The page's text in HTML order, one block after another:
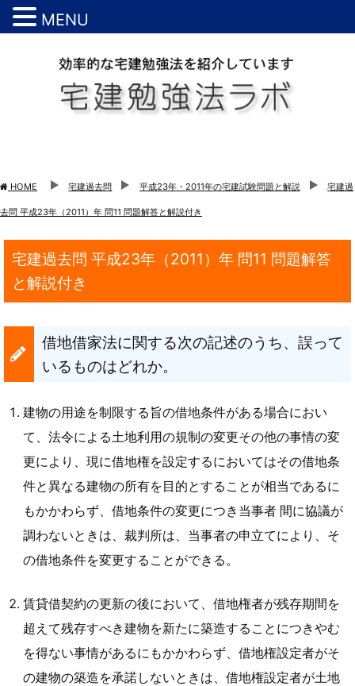
HOME 宅建過去問 平成23年・2011年の宅建試験問題と解説 宅建過
去問 平成23年（2011）年 問11 問題解答と解説付き
宅建過去問 平成23年（2011）年 問11 問題解答
と解説付き
借地借家法に関する次の記述のうち、誤って
いるものはどれか。
建物の用途を制限する旨の借地条件がある場合におい
て、法令による土地利用の規制の変更その他の事情の変
更により、現に借地権を設定するにおいてはその借地条
件と異なる建物の所有を目的とすることが相当であるに
もかかわらず、借地条件の変更につき当事者 間に協議が
調わないときは、裁判所は、当事者の申立てにより、そ
の借地条件を変更することができる。
賃貸借契約の更新の後において、借地権者が残存期間を
超えて残存すべき建物を新たに築造することにつきやむ
を得ない事情があるにもかかわらず、借地権設定者がそ
の建物の築造を承諾しないときは、借地権設定者が土地
MENU